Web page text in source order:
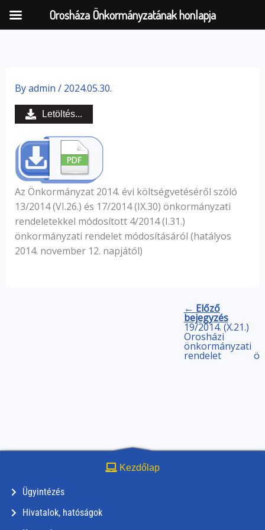
content
Byadmin / 2024.05.30.
Az Önkormányzat 2014. évi költségvetéséről szóló
13/2014 (VI.26.) és 17/2014 (IX.30) önkormányzati
rendeletekkel módosított 4/2014 (I.31.)
önkormányzati rendelet módosításáról (hatályos
2014. november 12. napjától)
Letöltés...
← Előző
bejegyzés
19/2014. (X.21.)
Orosházi
önkormányzati
rendelet
Kezdőlap
Ügyintézés
Hivatalok, hatóságok
Orosháza Önkormányzatának honlapja